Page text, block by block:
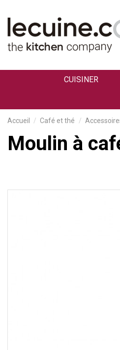
CUISINER
Accueil Café et thé
Moulin à